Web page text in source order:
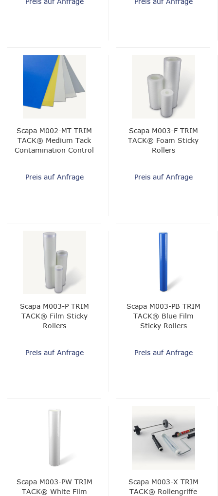
Scapa M002-MT TRIM
TACK® Medium Tack
Contamination Control
Preis auf Anfrage
Scapa M003-F TRIM
TACK® Foam Sticky
Rollers
Preis auf Anfrage
Scapa M003-P TRIM
TACK® Film Sticky
Rollers
Preis auf Anfrage
Scapa M003-PB TRIM
TACK® Blue Film
Sticky Rollers
Preis auf Anfrage
Scapa M003-PW TRIM
TACK® White Film
Scapa M003-X TRIM
TACK® Rollengriffe